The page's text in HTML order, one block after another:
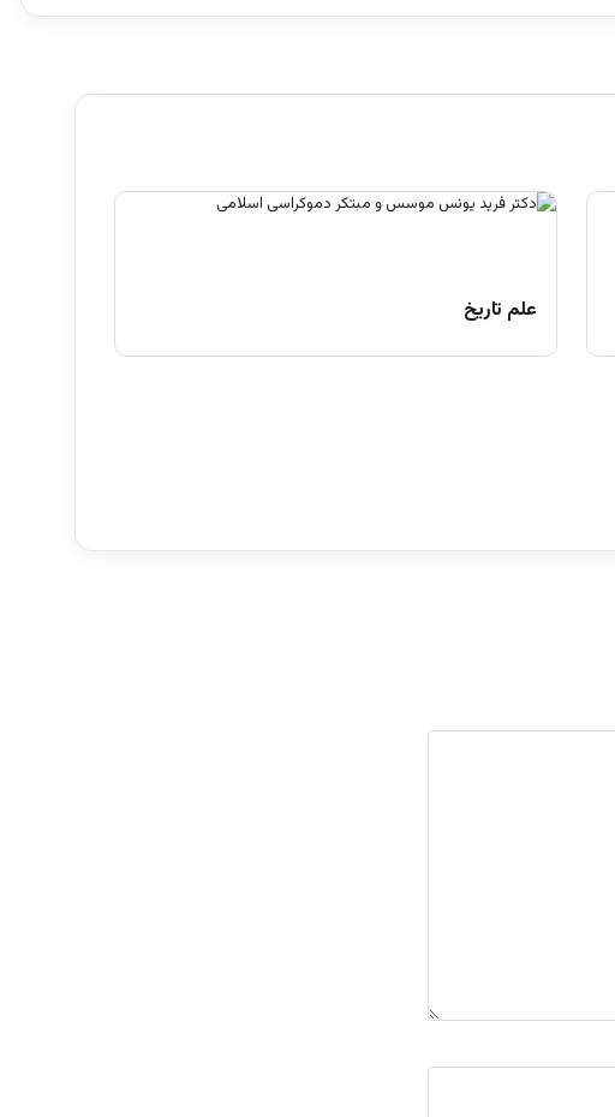
علم تاریخ